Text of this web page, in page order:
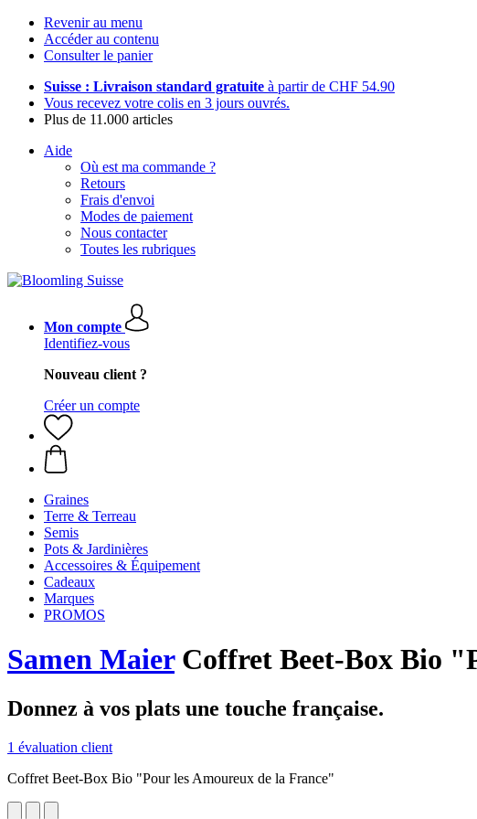
Revenir au menu
Accéder au contenu
Consulter le panier
Suisse : Livraison standard gratuite à partir de CHF 54.90
Vous recevez votre colis en 3 jours ouvrés.
Plus de 11.000 articles
Aide
Où est ma commande ?
Retours
Frais d'envoi
Modes de paiement
Nous contacter
Toutes les rubriques
Mon compte
Identifiez-vous
Nouveau client ?
Créer un compte
Graines
Terre & Terreau
Semis
Pots & Jardinières
Accessoires & Équipement
Cadeaux
Marques
PROMOS
Samen MaierCoffret Beet-Box Bio
Donnez à vos plats une touche française.
1 évaluation client
Coffret Beet-Box Bio "Pour les Amoureux de la France"